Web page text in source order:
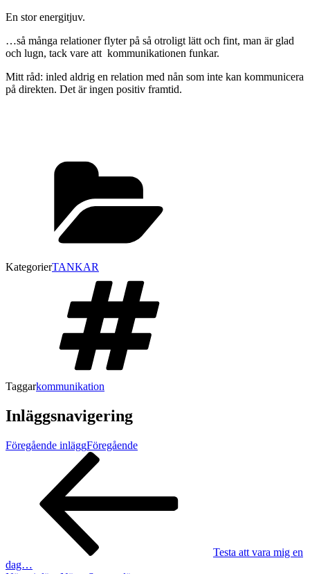
En stor energitjuv.
…så många relationer flyter på så otroligt lätt och fint, man är glad
och lugn, tack vare att kommunikationen funkar.
Mitt råd: inled aldrig en relation med nån som inte kan kommunicera
på direkten. Det är ingen positiv framtid.
KategorierTANKAR
Taggarkommunikation
Inläggsnavigering
Föregående inläggFöregående
Testa att vara mig en
dag…